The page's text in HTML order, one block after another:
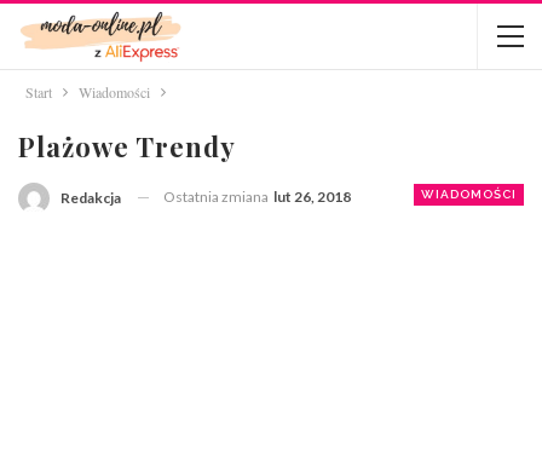
Start Wiadomości
Plażowe Trendy
WIADOMOŚCI
Redakcja Ostatnia zmiana lut 26, 2018